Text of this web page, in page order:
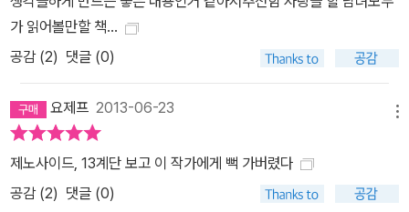
가 읽어볼만할 책...
공감 (2) 댓글 (0)
요제프 2013-06-23
제노사이드, 13계단 보고 이 작가에게 뻑 가버렸다
공감 (2) 댓글 (0)